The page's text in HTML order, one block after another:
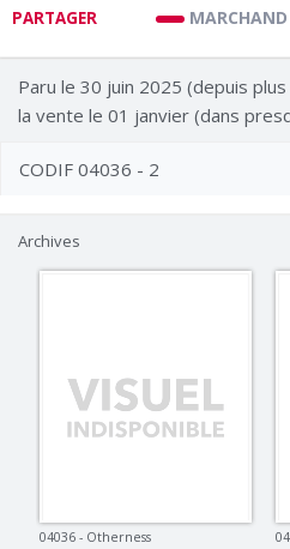
PARTAGER
Paru le 30 juin 2025 (depuis
la vente le 01 janvier (dans
CODIF 04036 - 2
Archives
04036 - Otherness